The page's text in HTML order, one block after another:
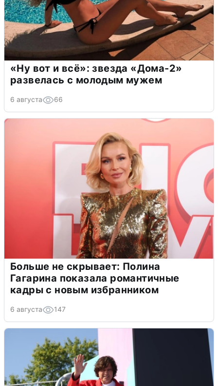
«Ну вот и всё»: звезда «Дома-2»
развелась с молодым мужем
6 августа 66
Больше не скрывает: Полина
Гагарина показала романтичные
кадры с новым избранником
6 августа 147